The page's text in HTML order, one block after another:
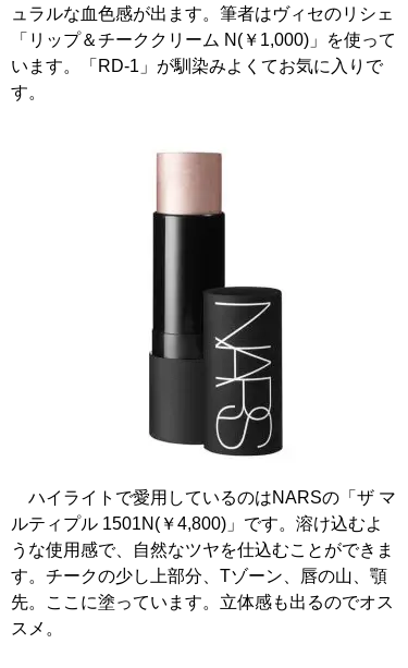
ュラルな血色感が出ます。筆者はヴィセのリシェ
「リップ＆チーククリーム N(￥1,000)」を使って
います。「RD-1」が馴染みよくてお気に入りで
す。
ハイライトで愛用しているのはNARSの「ザ マ
ルティプル 1501N(￥4,800)」です。溶け込むよ
うな使用感で、自然なツヤを仕込むことができま
す。チークの少し上部分、Tゾーン、唇の山、顎
先。ここに塗っています。立体感も出るのでオス
スメ。